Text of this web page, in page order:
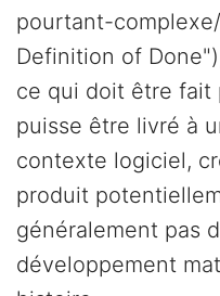
pourtant-
Definition of
ce qui doit être fait
puisse être livré à
contexte logiciel,
produit
généralement pas
développement